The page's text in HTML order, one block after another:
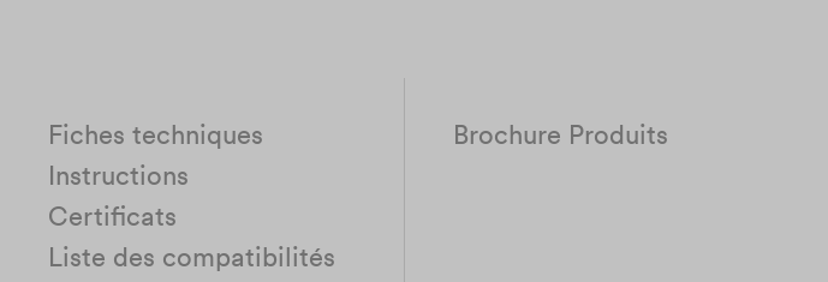
Fiches techniques
Instructions
Certificats
Liste des compatibilités
Brochure Produits​